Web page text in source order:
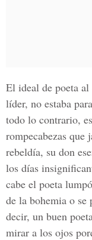
El ideal de poeta al
líder, no estaba
todo lo contrario,
rompecabezas que
rebeldía, su don
los días
cabe el poeta
de la bohemia o se
decir, un buen
mirar a los ojos